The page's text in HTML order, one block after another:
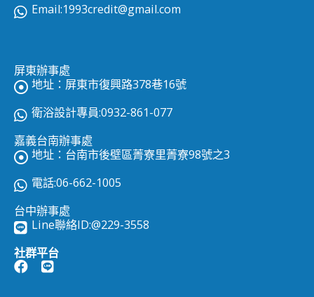
Email:1993credit@gmail.com
屏東辦事處
地址：屏東市復興路378巷16號
衛浴設計專員:0932-861-077
嘉義台南辦事處
地址：台南市後壁區菁寮里菁寮98號之3
電話:06-662-1005
台中辦事處
Line聯絡ID:@229-3558
社群平台